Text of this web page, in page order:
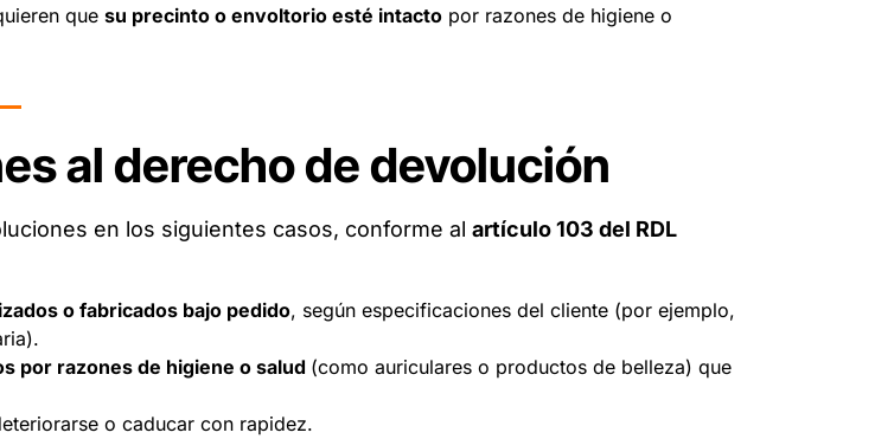
que su precinto o envoltorio esté intacto por razones de higiene o
al derecho de devolución
en los siguientes casos, conforme al artículo 103 del RDL
o fabricados bajo pedido, según especificaciones del cliente (por ejemplo,
por razones de higiene o salud (como auriculares o productos de belleza) que
o caducar con rapidez.